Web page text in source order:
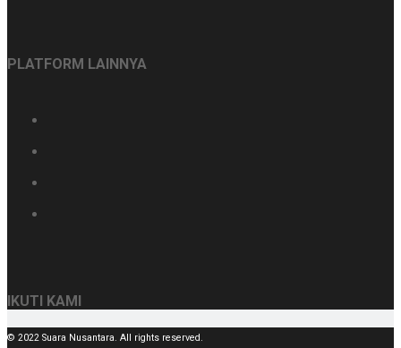
PLATFORM LAINNYA
IKUTI KAMI
© 2022 Suara Nusantara. All rights reserved.